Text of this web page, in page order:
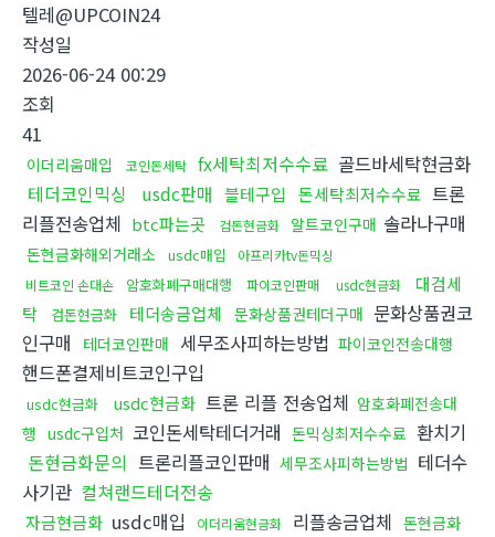
텔레@UPCOIN24
작성일
2026-06-24 00:29
조회
41
이더리움매입 코인돈세탁 fx세탁최저수수료 골드바세탁현금화
테더코인믹싱
usdc판매 블테구입 돈세탁최저수수료 트론
리플전송업체 btc파는곳 검돈현금화 알트코인구매 솔라나구매
돈현금화해외거래소 usdc매입
아프리카tv돈믹싱
비트코인 손대손
암호화폐구매대행 파이코인판매 usdc현금화
대검세
탁
검돈현금화 테더송금업체 문화상품권테더구매 문화상품권코
인구매
테더코인판매 세무조사피하는방법 파이코인전송대행
핸드폰결제비트코인구입
usdc현금화 usdc현금화 트론 리플 전송업체 암호화폐전송대
행 usdc구입처 코인돈세탁테더거래 돈믹싱최저수수료 환치기
돈현금화문의 트론리플코인판매 세무조사피하는방법 테더수
사기관 컬쳐랜드테더전송
자금현금화 usdc매입 이더리움현금화 리플송금업체 돈현금화